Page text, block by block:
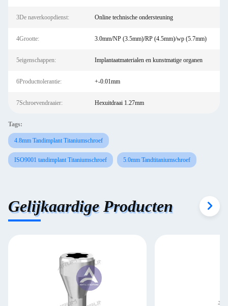
3De naverkoopdienst: Online technische ondersteuning
4Grootte: 3.0mm/NP (3.5mm)/RP (4.5mm)/wp (5.7mm)
5eigenschappen: Implantaatmaterialen en kunstmatige organen
6Producttolerantie: +-0.01mm
7Schroevendraaier: Hexuitdraai 1.27mm
Tags:
4.8mm Tandimplant Titaniumschroef
ISO9001 tandimplant Titaniumschroef 5.0mm Tandtitaniumschroef
Gelijkaardige Producten